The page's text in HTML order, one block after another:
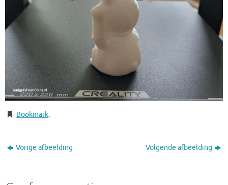
Bookmark.
Vorige afbeelding Volgende afbeelding